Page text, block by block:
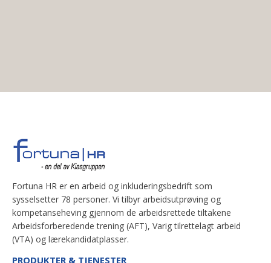
Fortuna HR er en arbeid og inkluderingsbedrift som
sysselsetter 78 personer. Vi tilbyr arbeidsutprøving og
kompetanseheving gjennom de arbeidsrettede tiltakene
Arbeidsforberedende trening (AFT), Varig tilrettelagt arbeid
(VTA) og lærekandidatplasser.
PRODUKTER & TJENESTER